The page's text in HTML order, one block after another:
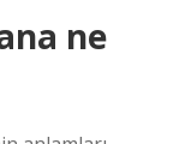
ne